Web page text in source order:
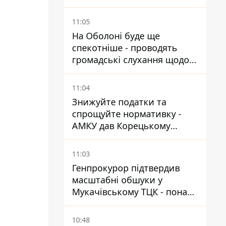
11:05
На Оболоні буде ще
спекотніше - проводять
громадські слухання щодо
храму УГКЦ на Північній
11:04
Знижуйте податки та
спрощуйте нормативку -
АМКУ дав Корецькому
поради щодо зниження цін
на пальне
11:03
Генпрокурор підтвердив
масштабні обшуки у
Мукачівському ТЦК - понад
1,5 тисячі списаних з
військового обліку за
10:48